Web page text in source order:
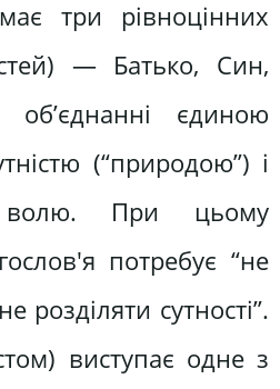
три рівноцінних
— Батько, Син,
єдиною
(“природою”) і
При цьому
потребує “не
розділяти сутності”.
виступає одне з